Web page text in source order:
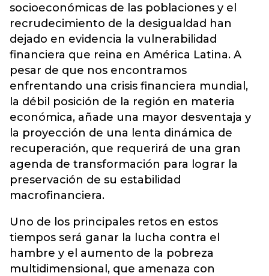
socioeconómicas de las poblaciones y el
recrudecimiento de la desigualdad han
dejado en evidencia la vulnerabilidad
financiera que reina en América Latina. A
pesar de que nos encontramos
enfrentando una crisis financiera mundial,
la débil posición de la región en materia
económica, añade una mayor desventaja y
la proyección de una lenta dinámica de
recuperación, que requerirá de una gran
agenda de transformación para lograr la
preservación de su estabilidad
macrofinanciera.
Uno de los principales retos en estos
tiempos será ganar la lucha contra el
hambre y el aumento de la pobreza
multidimensional, que amenaza con